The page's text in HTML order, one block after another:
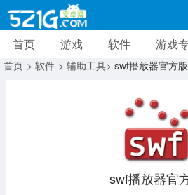
游戏 软件 游戏专题
8694款应用
动作闯关
12971款应用
首页 游戏 软件 游戏
首页 > 软件 > 辅助工具> swf播放器官方版
swf播放器官